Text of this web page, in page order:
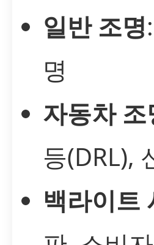
일반 조명
명
자동차 조
등(DRL),
백라이트